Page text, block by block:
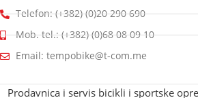
Telefon: (+382) (0)20 290 690
Mob. tel.: (+382) (0)68 08 09 10
Email: tempobike@t-com.me
Prodavnica i servis bicikli i sportske